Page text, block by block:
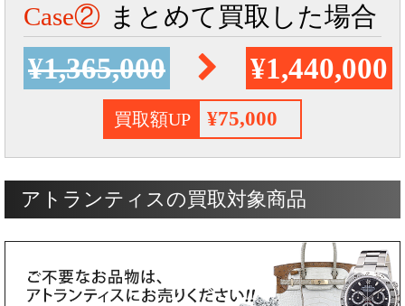
Case② まとめて買取した場合
¥1,365,000 ¥1,440,000
買取額UP ¥75,000
アトランティスの買取対象商品